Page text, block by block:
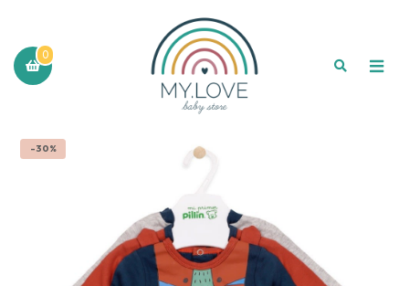
0
-30%